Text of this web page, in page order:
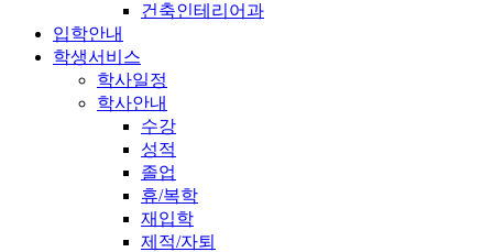
건축인테리어과
입학안내
학생서비스
학사일정
학사안내
수강
성적
졸업
휴/복학
재입학
제적/자퇴